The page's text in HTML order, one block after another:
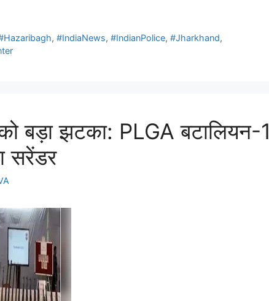
,#IndiaNews,#IndianPolice,#Jharkhand,
बड़ा झटका: PLGA बटालियन-1
सरेंडर